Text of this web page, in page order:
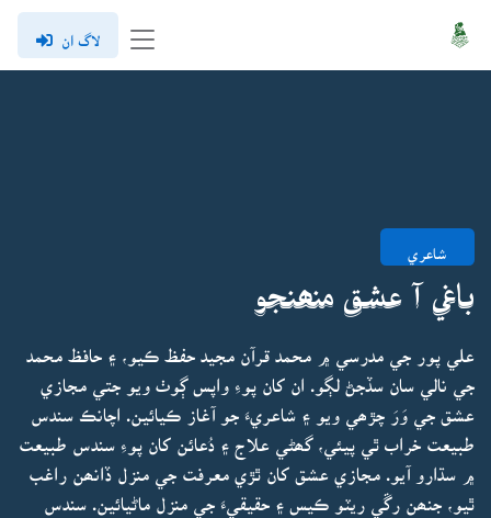
لاگ ان
شاعري
باغي آ عشق منھنجو
علي پور جي مدرسي ۾ محمد قرآن مجيد حفظ ڪيو، ۽ حافظ محمد
جي نالي سان سڏجڻ لڳو. ان کان پوءِ واپس ڳوٺ ويو جتي مجازي
عشق جي وَرَ چڙھي ويو ۽ شاعريءَ جو آغاز ڪيائين. اچانڪ سندس
طبيعت خراب ٿي پيئي، گھڻي علاج ۽ دُعائن کان پوءِ سندس طبيعت
۾ سڌارو آيو. مجازي عشق کان ٿڙي معرفت جي منزل ڏانھن راغب
ٿيو، جنھن رڱي ريٽو ڪيس ۽ حقيقيءَ جي منزل ماڻيائين. سندس